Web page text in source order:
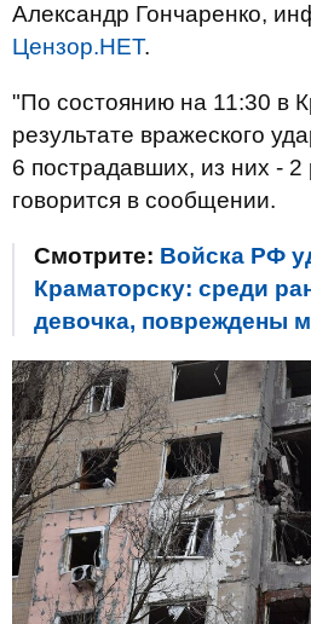
Александр Гончаренко,
Цензор.НЕТ.
"По состоянию на 11:30 в
результате вражеского
6 пострадавших, из них - 2
говорится в сообщении.
Смотрите: Войска РФ
Краматорску: среди
девочка, повреждены